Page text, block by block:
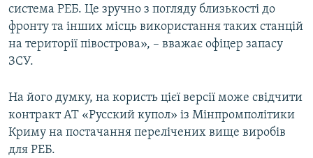
система РЕБ. Це зручно з погляду близькості до
фронту та інших місць використання таких станцій
на території півострова», – вважає офіцер запасу
ЗСУ.
На його думку, на користь цієї версії може свідчити
контракт АТ «Русский купол» із Мінпромполітики
Криму на постачання перелічених вище виробів
для РЕБ.